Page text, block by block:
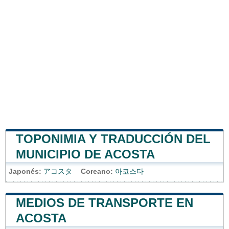
TOPONIMIA Y TRADUCCIÓN DEL
MUNICIPIO DE ACOSTA
Japonés: アコスタ Coreano: 아코스타
MEDIOS DE TRANSPORTE EN
ACOSTA